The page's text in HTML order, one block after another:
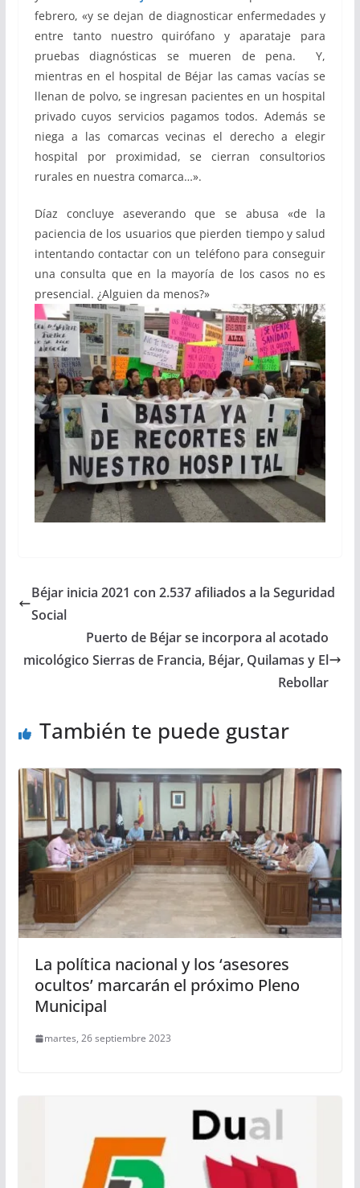
febrero, «y se dejan de diagnosticar enfermedades y
entre tanto nuestro quirófano y aparataje para
pruebas diagnósticas se mueren de pena. Y,
mientras en el hospital de Béjar las camas vacías se
llenan de polvo, se ingresan pacientes en un hospital
privado cuyos servicios pagamos todos. Además se
niega a las comarcas vecinas el derecho a elegir
hospital por proximidad, se cierran consultorios
rurales en nuestra comarca…».
Díaz concluye aseverando que se abusa «de la
paciencia de los usuarios que pierden tiempo y salud
intentando contactar con un teléfono para conseguir
una consulta que en la mayoría de los casos no es
presencial. ¿Alguien da menos?»
Béjar inicia 2021 con 2.537 afiliados a la Seguridad
Social
Puerto de Béjar se incorpora al acotado
micológico Sierras de Francia, Béjar, Quilamas y El
Rebollar
También te puede gustar
La política nacional y los ‘asesores
ocultos’ marcarán el próximo Pleno
Municipal
martes, 26 septiembre 2023